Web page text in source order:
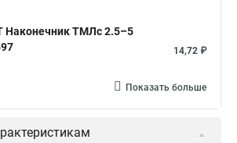
Наконечник ТМЛс 2.5–5
14,72 ₽
Показать больше